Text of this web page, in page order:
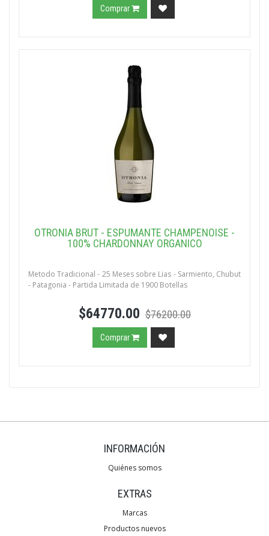
Comprar
OTRONIA BRUT - ESPUMANTE CHAMPENOISE -
100% CHARDONNAY ORGANICO
Metodo Tradicional - 25 Meses sobre Lias - Sarmiento, Chubut
- Patagonia - Partida Limitada de 1900 Botellas
$64770.00 $76200.00
Comprar
INFORMACIÓN
Quiénes somos
EXTRAS
Marcas
Productos nuevos